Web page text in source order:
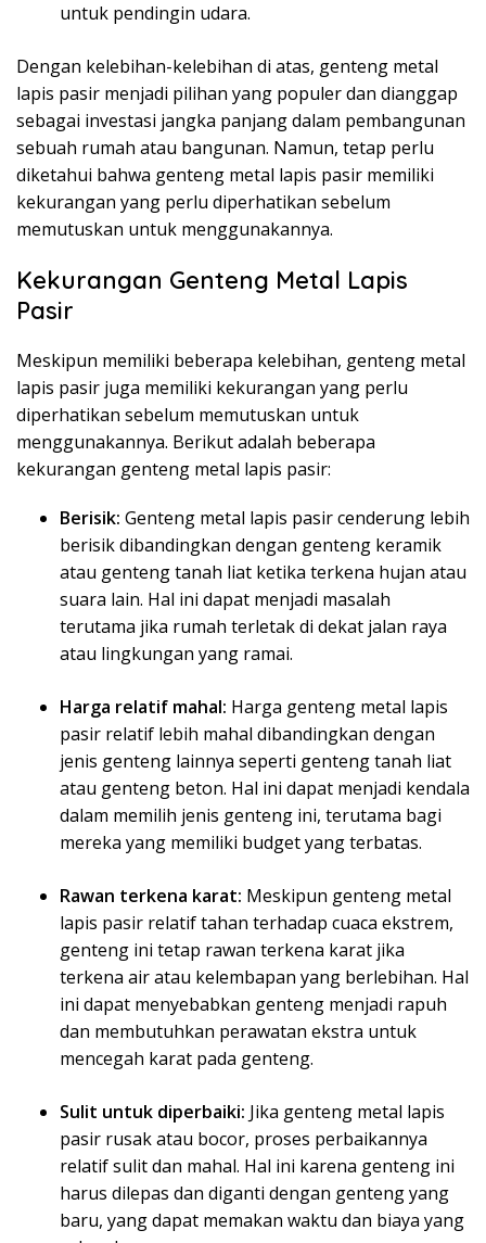
untuk pendingin udara.
Dengan kelebihan-kelebihan di atas, genteng metal
lapis pasir menjadi pilihan yang populer dan dianggap
sebagai investasi jangka panjang dalam pembangunan
sebuah rumah atau bangunan. Namun, tetap perlu
diketahui bahwa genteng metal lapis pasir memiliki
kekurangan yang perlu diperhatikan sebelum
memutuskan untuk menggunakannya.
Kekurangan Genteng Metal Lapis
Pasir
Meskipun memiliki beberapa kelebihan, genteng metal
lapis pasir juga memiliki kekurangan yang perlu
diperhatikan sebelum memutuskan untuk
menggunakannya. Berikut adalah beberapa
kekurangan genteng metal lapis pasir:
Berisik: Genteng metal lapis pasir cenderung lebih
berisik dibandingkan dengan genteng keramik
atau genteng tanah liat ketika terkena hujan atau
suara lain. Hal ini dapat menjadi masalah
terutama jika rumah terletak di dekat jalan raya
atau lingkungan yang ramai.
Harga relatif mahal: Harga genteng metal lapis
pasir relatif lebih mahal dibandingkan dengan
jenis genteng lainnya seperti genteng tanah liat
atau genteng beton. Hal ini dapat menjadi kendala
dalam memilih jenis genteng ini, terutama bagi
mereka yang memiliki budget yang terbatas.
Rawan terkena karat: Meskipun genteng metal
lapis pasir relatif tahan terhadap cuaca ekstrem,
genteng ini tetap rawan terkena karat jika
terkena air atau kelembapan yang berlebihan. Hal
ini dapat menyebabkan genteng menjadi rapuh
dan membutuhkan perawatan ekstra untuk
mencegah karat pada genteng.
Sulit untuk diperbaiki: Jika genteng metal lapis
pasir rusak atau bocor, proses perbaikannya
relatif sulit dan mahal. Hal ini karena genteng ini
harus dilepas dan diganti dengan genteng yang
baru, yang dapat memakan waktu dan biaya yang